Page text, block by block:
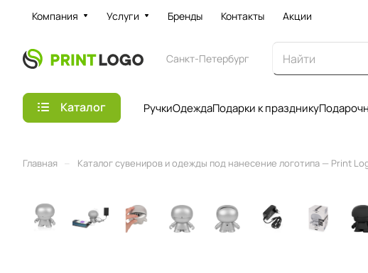
Компания Услуги Бренды Контакты Акции
Санкт-Петербург
Каталог РучкиОдеждаПодарки к празднику
Главная Каталог сувениров и одежды под нанесение логотипа — Print